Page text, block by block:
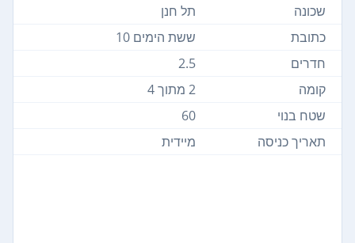
שכונה
תל חנן
כתובת
ששת הימים 10
חדרים
2.5
קומה
2 מתוך 4
שטח בנוי
60
תאריך כניסה
מיידית